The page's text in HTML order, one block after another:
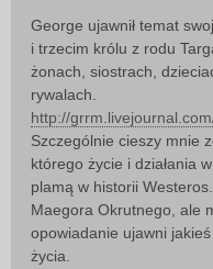
s
t
George ujawnił temat
i trzecim królu z rodu
żonach, siostrach,
rywalach.
http://
Szczególnie cieszy mnie
którego życie i działania
plamą w historii
Maegora Okrutnego, ale
opowiadanie ujawni
życia.